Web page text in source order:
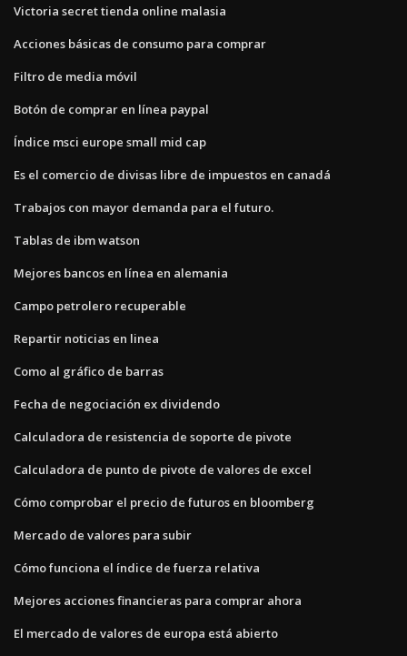
Victoria secret tienda online malasia
Acciones básicas de consumo para comprar
Filtro de media móvil
Botón de comprar en línea paypal
Índice msci europe small mid cap
Es el comercio de divisas libre de impuestos en canadá
Trabajos con mayor demanda para el futuro.
Tablas de ibm watson
Mejores bancos en línea en alemania
Campo petrolero recuperable
Repartir noticias en linea
Como al gráfico de barras
Fecha de negociación ex dividendo
Calculadora de resistencia de soporte de pivote
Calculadora de punto de pivote de valores de excel
Cómo comprobar el precio de futuros en bloomberg
Mercado de valores para subir
Cómo funciona el índice de fuerza relativa
Mejores acciones financieras para comprar ahora
El mercado de valores de europa está abierto